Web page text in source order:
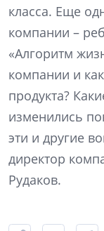
класса. Еще
компании –
«Алгоритм
компании и
продукта?
изменились
эти и другие
директор
Рудаков.